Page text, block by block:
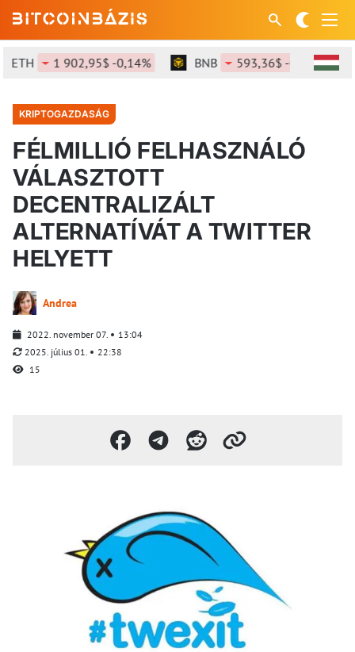
1 902,95$ -0,14% BNB 593,36$ -0,17%
KRIPTOGAZDASÁG
FÉLMILLIÓ FELHASZNÁLÓ
VÁLASZTOTT
DECENTRALIZÁLT
ALTERNATÍVÁT A TWITTER
HELYETT
Andrea
2022. november 07.
13:04
2025. július 01.
22:38
15